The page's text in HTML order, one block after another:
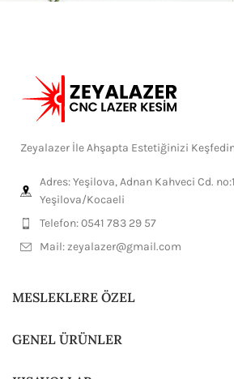
Zeyalazer İle Ahşapta Estetiğinizi
Adres: Yeşilova, Adnan Kahveci Cd.
Yeşilova/Kocaeli
Telefon: 0541 783 29 57
Mail:zeyalazer@gmail.com
MESLEKLERE ÖZEL
GENEL ÜRÜNLER